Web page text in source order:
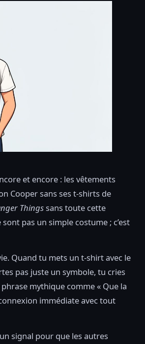
et encore : les vêtements
Cooper sans ses t-shirts de
Thingssans toute cette
pas un simple costume ; c’est
Quand tu mets un t-shirt avec le
pas juste un symbole, tu cries
mythique comme « Que la
immédiate avec tout
signal pour que les autres